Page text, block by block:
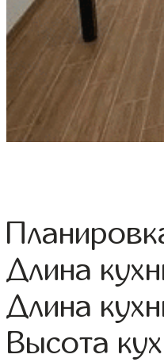
Длина
Длина
Высота